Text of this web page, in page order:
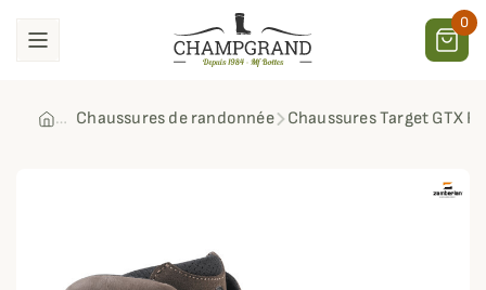
0
Chaussures de randonnée Chaussures Target GTX